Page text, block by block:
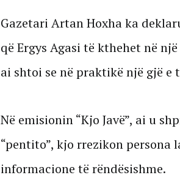
Gazetari Artan Hoxha ka
që Ergys Agasi të kthehet në
ai shtoi se në praktikë një gjë
Në emisionin “Kjo Javë”, ai u
“pentito”, kjo rrezikon
informacione të rëndësishme.